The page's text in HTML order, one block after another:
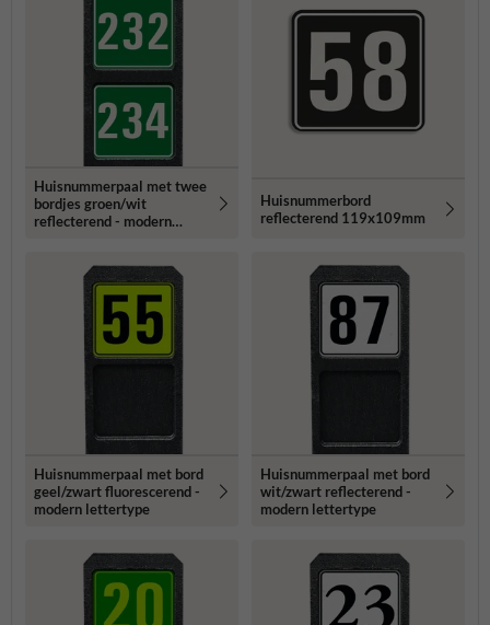
Huisnummerpaal met twee
bordjes groen/wit
reflecterend - modern
Huisnummerbord
reflecterend 119x109mm
Huisnummerpaal met bord
geel/zwart fluorescerend -
modern lettertype
Huisnummerpaal met bord
wit/zwart reflecterend -
modern lettertype